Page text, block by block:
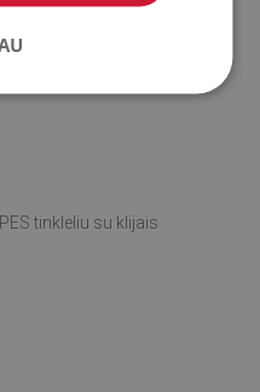
kurių matmenys 30 x 30
tinkleliu su klijais